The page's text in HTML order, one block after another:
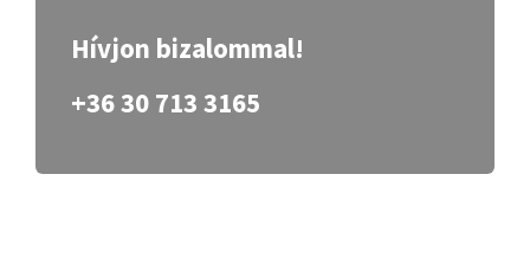
Hívjon bizalommal!
+36 30 713 3165